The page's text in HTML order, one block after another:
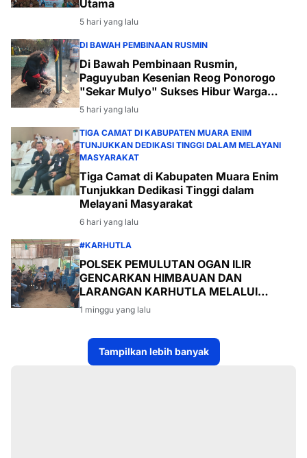
Utama
5 hari yang lalu
DI BAWAH PEMBINAAN RUSMIN
Di Bawah Pembinaan Rusmin,
Paguyuban Kesenian Reog Ponorogo
"Sekar Mulyo" Sukses Hibur Warga
Desa Payabakal
5 hari yang lalu
TIGA CAMAT DI KABUPATEN MUARA ENIM
TUNJUKKAN DEDIKASI TINGGI DALAM MELAYANI
MASYARAKAT
Tiga Camat di Kabupaten Muara Enim
Tunjukkan Dedikasi Tinggi dalam
Melayani Masyarakat
6 hari yang lalu
#KARHUTLA
POLSEK PEMULUTAN OGAN ILIR
GENCARKAN HIMBAUAN DAN
LARANGAN KARHUTLA MELALUI
PROGRAM TSKD (TOURING SAMBANG
KE DESA-DESA
1 minggu yang lalu
Tampilkan lebih banyak